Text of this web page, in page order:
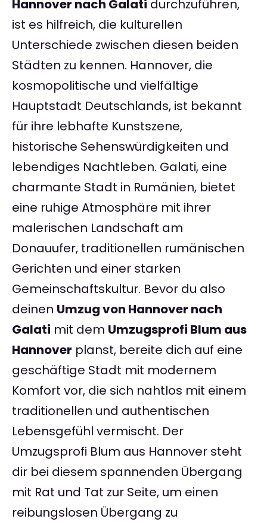
Hannover nach Galati durchzuführen,
ist es hilfreich, die kulturellen
Unterschiede zwischen diesen beiden
Städten zu kennen. Hannover, die
kosmopolitische und vielfältige
Hauptstadt Deutschlands, ist bekannt
für ihre lebhafte Kunstszene,
historische Sehenswürdigkeiten und
lebendiges Nachtleben. Galati, eine
charmante Stadt in Rumänien, bietet
eine ruhige Atmosphäre mit ihrer
malerischen Landschaft am
Donauufer, traditionellen rumänischen
Gerichten und einer starken
Gemeinschaftskultur. Bevor du also
deinen Umzug von Hannover nach
Galati mit dem Umzugsprofi Blum aus
Hannover planst, bereite dich auf eine
geschäftige Stadt mit modernem
Komfort vor, die sich nahtlos mit einem
traditionellen und authentischen
Lebensgefühl vermischt. Der
Umzugsprofi Blum aus Hannover steht
dir bei diesem spannenden Übergang
mit Rat und Tat zur Seite, um einen
reibungslosen Übergang zu